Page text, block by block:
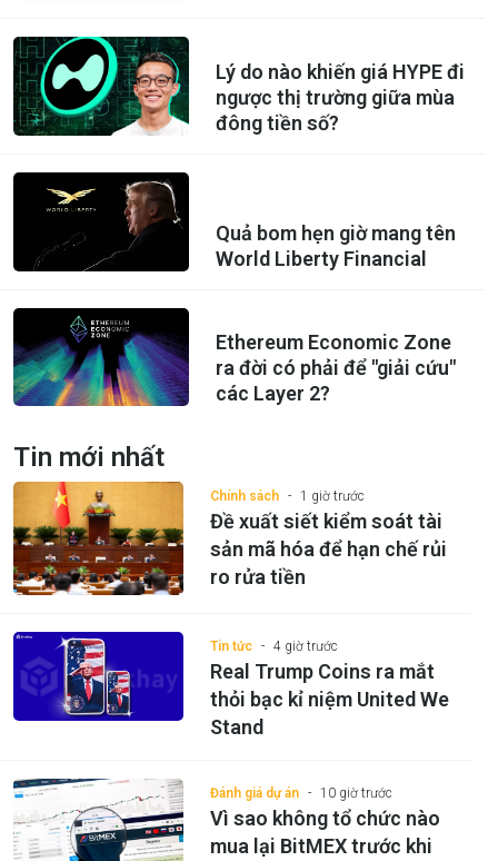
Lý do nào khiến giá HYPE đi
ngược thị trường giữa mùa
đông tiền số?
Quả bom hẹn giờ mang tên
World Liberty Financial
Ethereum Economic Zone
ra đời có phải để "giải cứu"
các Layer 2?
Tin mới nhất
Chính sách 1 giờ trước
Đề xuất siết kiểm soát tài
sản mã hóa để hạn chế rủi
ro rửa tiền
Tin tức 4 giờ trước
Real Trump Coins ra mắt
thỏi bạc kỉ niệm United We
Stand
Đánh giá dự án 10 giờ trước
Vì sao không tổ chức nào
mua lại BitMEX trước khi